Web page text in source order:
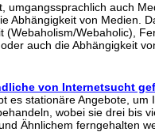
umgangssprachlich auch
Abhängigkeit von Medien.
(Webaholism/Webaholic),
auch die Abhängigkeit
von Internetsucht
es stationäre Angebote, um
wobei sie drei bis
Ähnlichem ferngehalten